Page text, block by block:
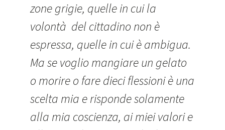
zone grigie, quelle in cui la
volontà del cittadino non è
espressa, quelle in cui è ambigua.
Ma se voglio mangiare un gelato
o morire o fare dieci flessioni è una
scelta mia e risponde solamente
alla mia coscienza, ai miei valori e